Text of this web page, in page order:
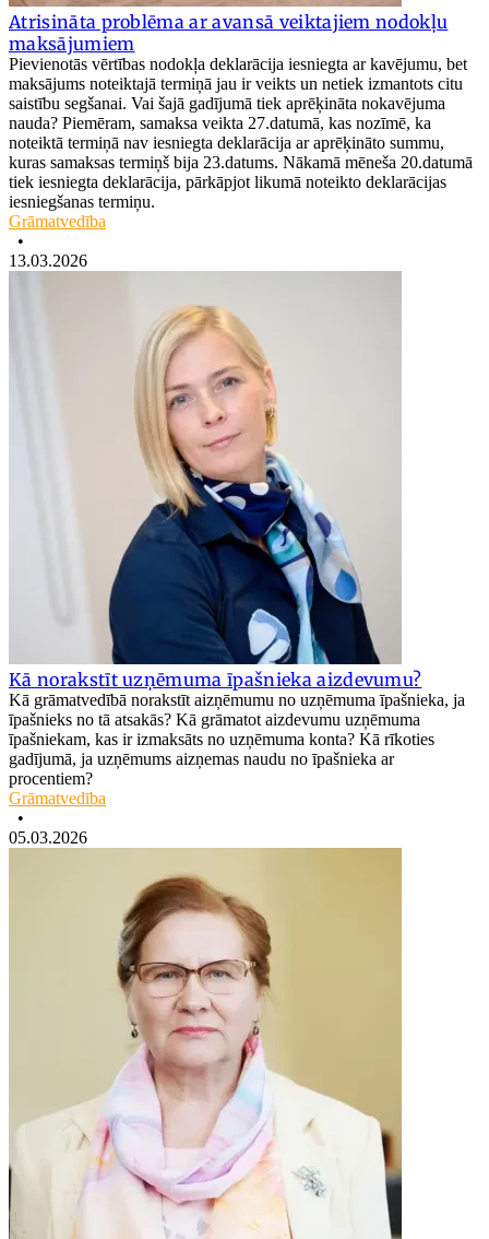
Atrisināta problēma ar avansā veiktajiem nodokļu
maksājumiem
Pievienotās vērtības nodokļa deklarācija iesniegta ar kavējumu, bet
maksājums noteiktajā termiņā jau ir veikts un netiek izmantots citu
saistību segšanai. Vai šajā gadījumā tiek aprēķināta nokavējuma
nauda? Piemēram, samaksa veikta 27.datumā, kas nozīmē, ka
noteiktā termiņā nav iesniegta deklarācija ar aprēķināto summu,
kuras samaksas termiņš bija 23.datums. Nākamā mēneša 20.datumā
tiek iesniegta deklarācija, pārkāpjot likumā noteikto deklarācijas
iesniegšanas termiņu.
Grāmatvedība
•
13.03.2026
Kā norakstīt uzņēmuma īpašnieka aizdevumu?
Kā grāmatvedībā norakstīt aizņēmumu no uzņēmuma īpašnieka, ja
īpašnieks no tā atsakās? Kā grāmatot aizdevumu uzņēmuma
īpašniekam, kas ir izmaksāts no uzņēmuma konta? Kā rīkoties
gadījumā, ja uzņēmums aizņemas naudu no īpašnieka ar
procentiem?
Grāmatvedība
•
05.03.2026